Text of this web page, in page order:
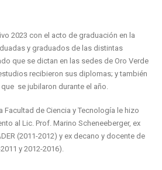
2023 con el acto de graduación en la
y graduados de las distintas
que se dictan en las sedes de Oro Verde
recibieron sus diplomas; y también
se jubilaron durante el año.
Facultad de Ciencia y Tecnología le hizo
al Lic. Prof. Marino Scheneeberger, ex
(2011-2012) y ex decano y docente de
y 2012-2016).